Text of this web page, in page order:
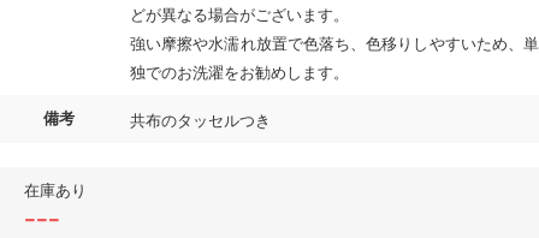
どが異なる場合がございます。
強い摩擦や水濡れ放置で色落ち、色移りしやすいため、単
独でのお洗濯をお勧めします。
備考 共布のタッセルつき
在庫あり
---